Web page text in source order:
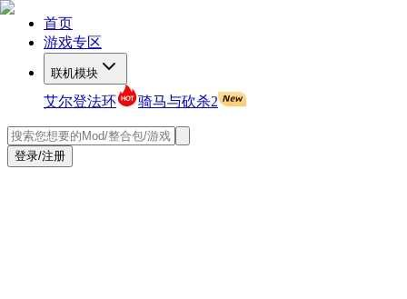
首页
游戏专区
联机模块
艾尔登法环 骑马与砍杀2
登录/注册